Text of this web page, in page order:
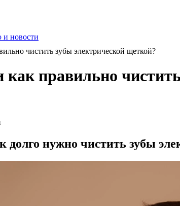
и новости
чистить зубы электрической щеткой?
как правильно
долго нужно чистить зубы